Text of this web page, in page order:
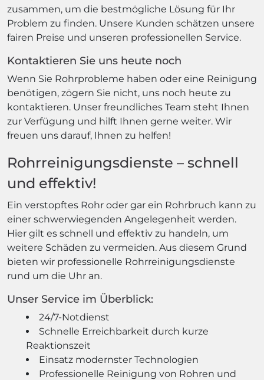
zusammen, um die bestmögliche Lösung für Ihr
Problem zu finden. Unsere Kunden schätzen unsere
fairen Preise und unseren professionellen Service.
Kontaktieren Sie uns heute noch
Wenn Sie Rohrprobleme haben oder eine Reinigung
benötigen, zögern Sie nicht, uns noch heute zu
kontaktieren. Unser freundliches Team steht Ihnen
zur Verfügung und hilft Ihnen gerne weiter. Wir
freuen uns darauf, Ihnen zu helfen!
Rohrreinigungsdienste – schnell
und effektiv!
Ein verstopftes Rohr oder gar ein Rohrbruch kann zu
einer schwerwiegenden Angelegenheit werden.
Hier gilt es schnell und effektiv zu handeln, um
weitere Schäden zu vermeiden. Aus diesem Grund
bieten wir professionelle Rohrreinigungsdienste
rund um die Uhr an.
Unser Service im Überblick:
24/7-Notdienst
Schnelle Erreichbarkeit durch kurze
Reaktionszeit
Einsatz modernster Technologien
Professionelle Reinigung von Rohren und